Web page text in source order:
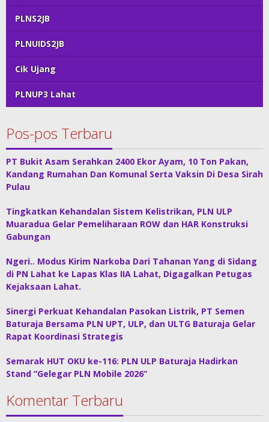
PLNS2JB
PLNUIDS2JB
Cik Ujang
PLNUP3 Lahat
Pos-pos Terbaru
PT Bukit Asam Serahkan 2400 Ekor Ayam, 10 Ton Pakan,
Kandang Rumahan Dan Komunal Serta Vaksin Di Desa Sirah
Pulau
Tingkatkan Kehandalan Sistem Kelistrikan, PLN ULP
Muaradua Gelar Pemeliharaan ROW dan HAR Konstruksi
Gabungan
Ngeri.. Modus Kirim Narkoba Dari Tahanan Yang di Sidang
di PN Lahat ke Lapas Klas IIA Lahat, Digagalkan Petugas
Kejaksaan Lahat.
Sinergi Perkuat Kehandalan Pasokan Listrik, PT Semen
Baturaja Bersama PLN UPT, ULP, dan ULTG Baturaja Gelar
Rapat Koordinasi Strategis
Semarak HUT OKU ke-116: PLN ULP Baturaja Hadirkan
Stand “Gelegar PLN Mobile 2026”
Komentar Terbaru